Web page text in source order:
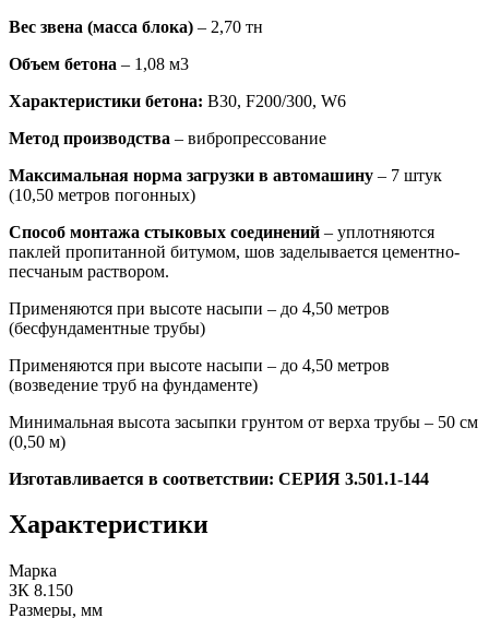
Вес звена (масса блока) – 2,70 тн
Объем бетона – 1,08 м3
Характеристики бетона: В30, F200/300, W6
Метод производства – вибропрессование
Максимальная норма загрузки в автомашину – 7 штук
(10,50 метров погонных)
Способ монтажа стыковых соединений – уплотняются
паклей пропитанной битумом, шов заделывается цементно-
песчаным раствором.
Применяются при высоте насыпи – до 4,50 метров
(бесфундаментные трубы)
Применяются при высоте насыпи – до 4,50 метров
(возведение труб на фундаменте)
Минимальная высота засыпки грунтом от верха трубы – 50 см
(0,50 м)
Изготавливается в соответствии: СЕРИЯ 3.501.1-144
Характеристики
Марка
ЗК 8.150
Размеры, мм